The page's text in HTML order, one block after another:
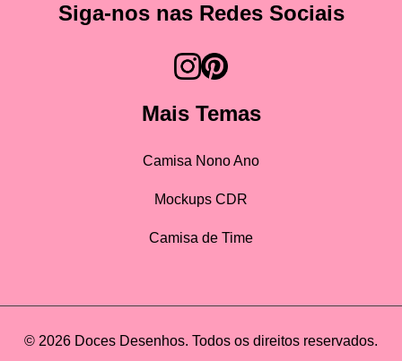
Siga-nos nas Redes Sociais
Mais Temas
Camisa Nono Ano
Mockups CDR
Camisa de Time
© 2026 Doces Desenhos. Todos os direitos reservados.